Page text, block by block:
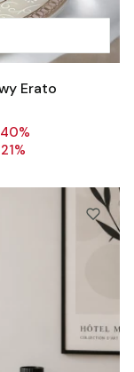
Erato